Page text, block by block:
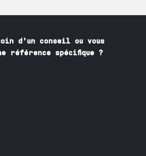
d'un conseil ou vous
référence spécifique ?